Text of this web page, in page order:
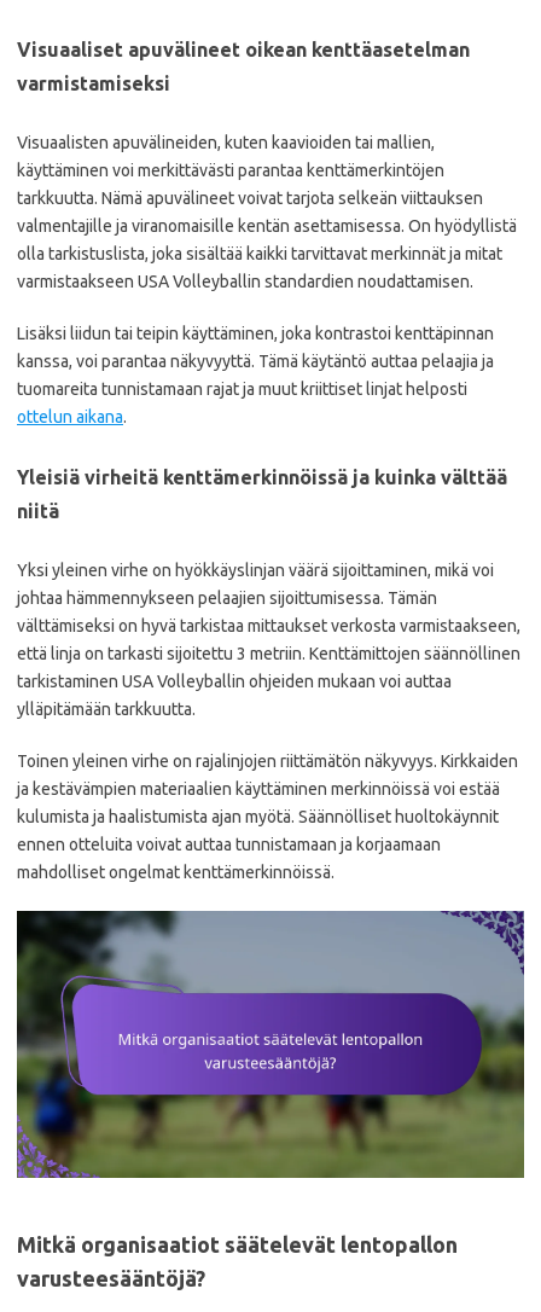
Visuaaliset apuvälineet oikean kenttäasetelman
varmistamiseksi
Visuaalisten apuvälineiden, kuten kaavioiden tai mallien,
käyttäminen voi merkittävästi parantaa kenttämerkintöjen
tarkkuutta. Nämä apuvälineet voivat tarjota selkeän viittauksen
valmentajille ja viranomaisille kentän asettamisessa. On hyödyllistä
olla tarkistuslista, joka sisältää kaikki tarvittavat merkinnät ja mitat
varmistaakseen USA Volleyballin standardien noudattamisen.
Lisäksi liidun tai teipin käyttäminen, joka kontrastoi kenttäpinnan
kanssa, voi parantaa näkyvyyttä. Tämä käytäntö auttaa pelaajia ja
tuomareita tunnistamaan rajat ja muut kriittiset linjat helposti
ottelun aikana.
Yleisiä virheitä kenttämerkinnöissä ja kuinka välttää
niitä
Yksi yleinen virhe on hyökkäyslinjan väärä sijoittaminen, mikä voi
johtaa hämmennykseen pelaajien sijoittumisessa. Tämän
välttämiseksi on hyvä tarkistaa mittaukset verkosta varmistaakseen,
että linja on tarkasti sijoitettu 3 metriin. Kenttämittojen säännöllinen
tarkistaminen USA Volleyballin ohjeiden mukaan voi auttaa
ylläpitämään tarkkuutta.
Toinen yleinen virhe on rajalinjojen riittämätön näkyvyys. Kirkkaiden
ja kestävämpien materiaalien käyttäminen merkinnöissä voi estää
kulumista ja haalistumista ajan myötä. Säännölliset huoltokäynnit
ennen otteluita voivat auttaa tunnistamaan ja korjaamaan
mahdolliset ongelmat kenttämerkinnöissä.
Mitkä organisaatiot säätelevät lentopallon
varusteesääntöjä?